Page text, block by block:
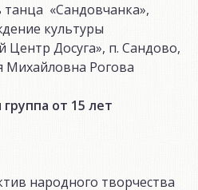
«Сандовчанка»,
культуры
Центр Досуга», п. Сандово,
Михайловна Рогова
группа от 15 лет
народного творчества